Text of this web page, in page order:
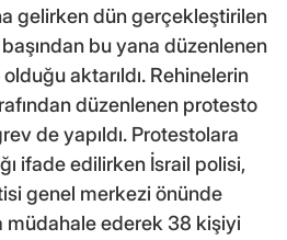
gelirken dün gerçekleştirilen
bu yana düzenlenen
aktarıldı. Rehinelerin
düzenlenen protesto
de yapıldı. Protestolara
ifade edilirken İsrail polisi,
genel merkezi önünde
müdahale ederek 38 kişiyi